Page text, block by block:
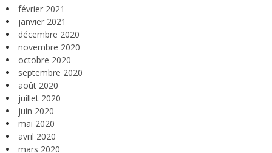
février 2021
janvier 2021
décembre 2020
novembre 2020
octobre 2020
septembre 2020
août 2020
juillet 2020
juin 2020
mai 2020
avril 2020
mars 2020